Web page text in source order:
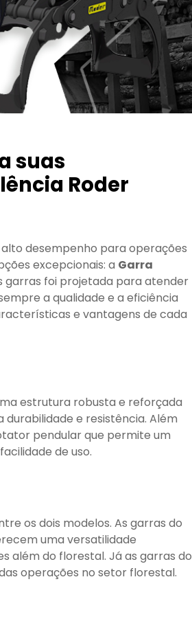
suas
Roder
desempenho para operações
excepcionais: a Garra
garras foi projetada para atender
a qualidade e a eficiência
e vantagens de cada
estrutura robusta e reforçada
e resistência. Além
pendular que permite um
de uso.
os dois modelos. As garras do
uma versatilidade
além do florestal. Já as garras do
operações no setor florestal.